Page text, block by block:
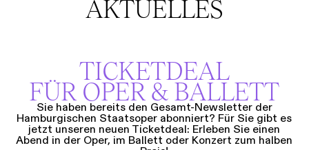
AKTUELLES
TICKETDEAL
FÜR OPER & BALLETT
Sie haben bereits den Gesamt-Newsletter der
Hamburgischen Staatsoper abonniert? Für Sie gibt es
jetzt unseren neuen Ticketdeal: Erleben Sie einen
Abend in der Oper, im Ballett oder Konzert zum halben